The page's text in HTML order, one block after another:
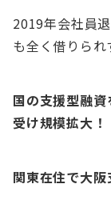
2019年会社員
も全く借りられ
国の支援型融資
受け規模拡大！
関東在住で大阪